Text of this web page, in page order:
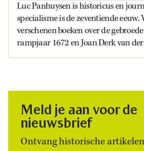
Luc Panhuysen is historicus en
specialisme is de zeventiende
verschenen boeken over de
rampjaar 1672 en Joan Derk van
Meld je aan voor de
nieuwsbrief
Ontvang historische